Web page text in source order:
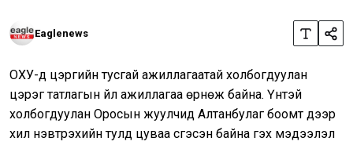
Eaglenews
ОХУ-д цэргийн тусгай ажиллагаатай холбогдуулан
цэрэг татлагын үйл ажиллагаа өрнөж байна. Үүнтэй
холбогдуулан Оросын жуулчид Алтанбулаг боомт дээр
хил нэвтрэхийн тулд цуваа үүсгэсэн байна гэх мэдээлэл